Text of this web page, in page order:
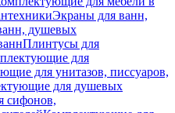
Экраны для ванн,
душевых
Плинтусы для
для
для унитазов, писсуаров,
для душевых
сифонов,